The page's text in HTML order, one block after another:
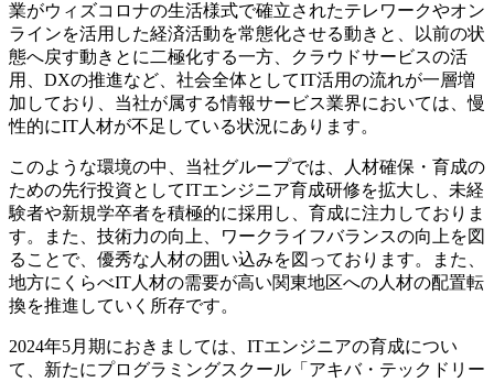
業がウィズコロナの生活様式で確立されたテレワークやオン
ラインを活用した経済活動を常態化させる動きと、以前の状
態へ戻す動きとに二極化する一方、クラウドサービスの活
用、DXの推進など、社会全体としてIT活用の流れが一層増
加しており、当社が属する情報サービス業界においては、慢
性的にIT人材が不足している状況にあります。
このような環境の中、当社グループでは、人材確保・育成の
ための先行投資としてITエンジニア育成研修を拡大し、未経
験者や新規学卒者を積極的に採用し、育成に注力しておりま
す。また、技術力の向上、ワークライフバランスの向上を図
ることで、優秀な人材の囲い込みを図っております。また、
地方にくらべIT人材の需要が高い関東地区への人材の配置転
換を推進していく所存です。
2024年5月期におきましては、ITエンジニアの育成につい
て、新たにプログラミングスクール「アキバ・テックドリー